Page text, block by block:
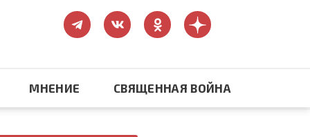
МНЕНИЕ СВЯЩЕННАЯ ВОЙНА